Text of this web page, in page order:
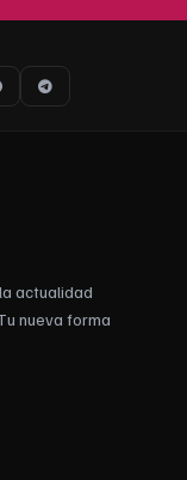
actualidad
nueva forma